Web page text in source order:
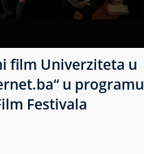
film Univerziteta u
u programu
Festivala